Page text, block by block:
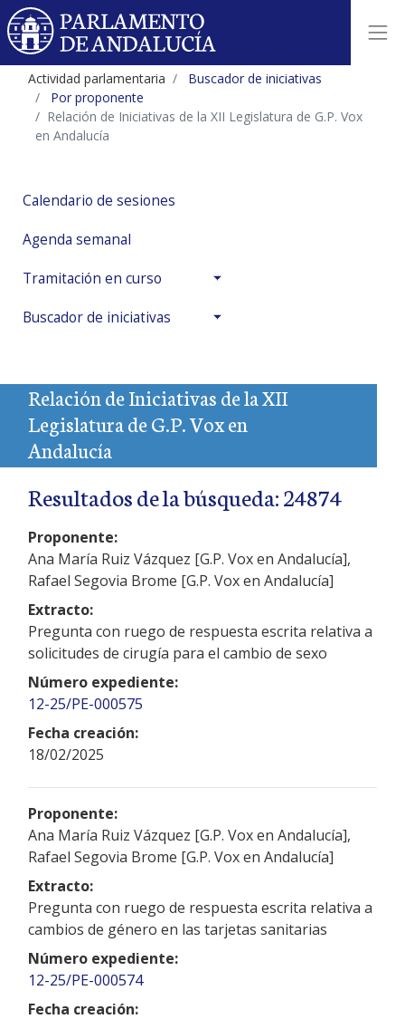
Actividad parlamentaria
Buscador de iniciativas
Por proponente
Relación de Iniciativas de la XII Legislatura de G.P. Vox
en Andalucía
Calendario de sesiones
Agenda semanal
Tramitación en curso
Buscador de iniciativas
Relación de Iniciativas de la XII
Legislatura de G.P. Vox en
Andalucía
Resultados de la búsqueda: 24874
Proponente:
Ana María Ruiz Vázquez [G.P. Vox en Andalucía],
Rafael Segovia Brome [G.P. Vox en Andalucía]
Extracto:
Pregunta con ruego de respuesta escrita relativa a
solicitudes de cirugía para el cambio de sexo
Número expediente:
12-25/PE-000575
Fecha creación:
18/02/2025
Proponente:
Ana María Ruiz Vázquez [G.P. Vox en Andalucía],
Rafael Segovia Brome [G.P. Vox en Andalucía]
Extracto:
Pregunta con ruego de respuesta escrita relativa a
cambios de género en las tarjetas sanitarias
Número expediente:
12-25/PE-000574
Fecha creación: